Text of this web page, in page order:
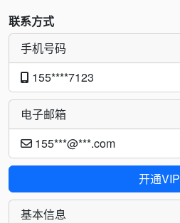
联系方式
手机号码
155****7123
电子邮箱
155***@***.com
开通VIP
基本信息